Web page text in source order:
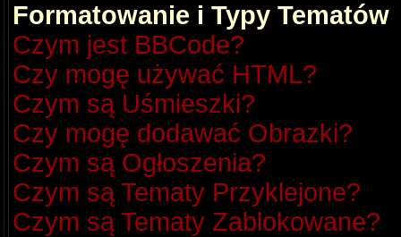
Formatowanie i Typy Tematów
Czym jest BBCode?
Czy mogę używać HTML?
Czym są Uśmieszki?
Czy mogę dodawać Obrazki?
Czym są Ogłoszenia?
Czym są Tematy Przyklejone?
Czym są Tematy Zablokowane?